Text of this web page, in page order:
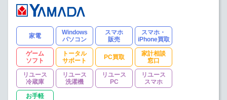
家電
Windows
パソコン
スマホ
販売
スマホ・
iPhone買取
ゲーム
ソフト
トータル
サポート
PC買取
家計相談
窓口
リユース
冷蔵庫
リユース
洗濯機
リユース
PC
リユース
スマホ
お手軽